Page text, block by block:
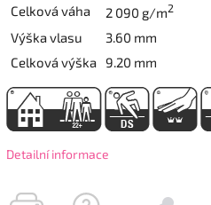
Celková váha 2 090 g/m2
Výška vlasu
3.60 mm
Celková výška 9.20 mm
Detailní informace